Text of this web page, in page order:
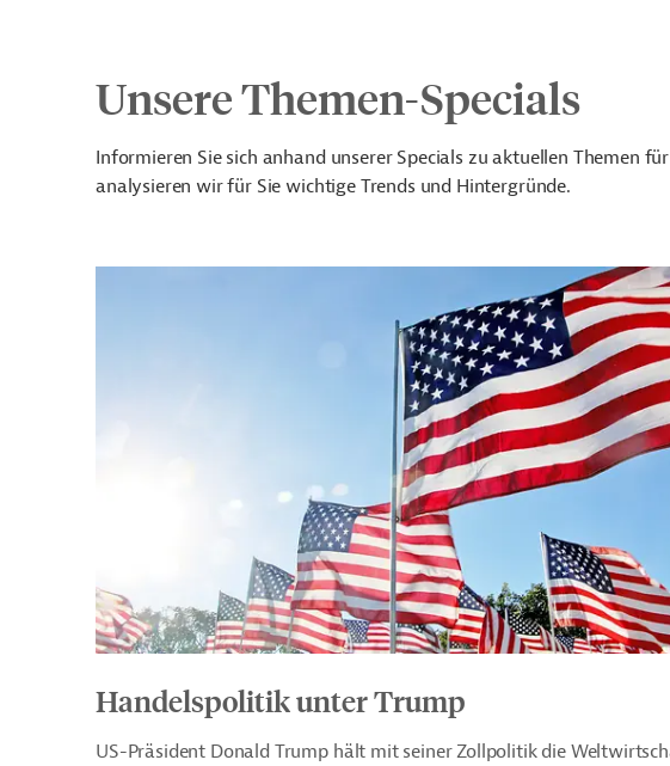
Unsere Themen-Specials
Informieren Sie sich anhand unserer Specials zu aktuellen Themen
analysieren wir für Sie wichtige Trends und Hintergründe.
Handelspolitik unter Trump
US-Präsident Donald Trump hält mit seiner Zollpolitik die